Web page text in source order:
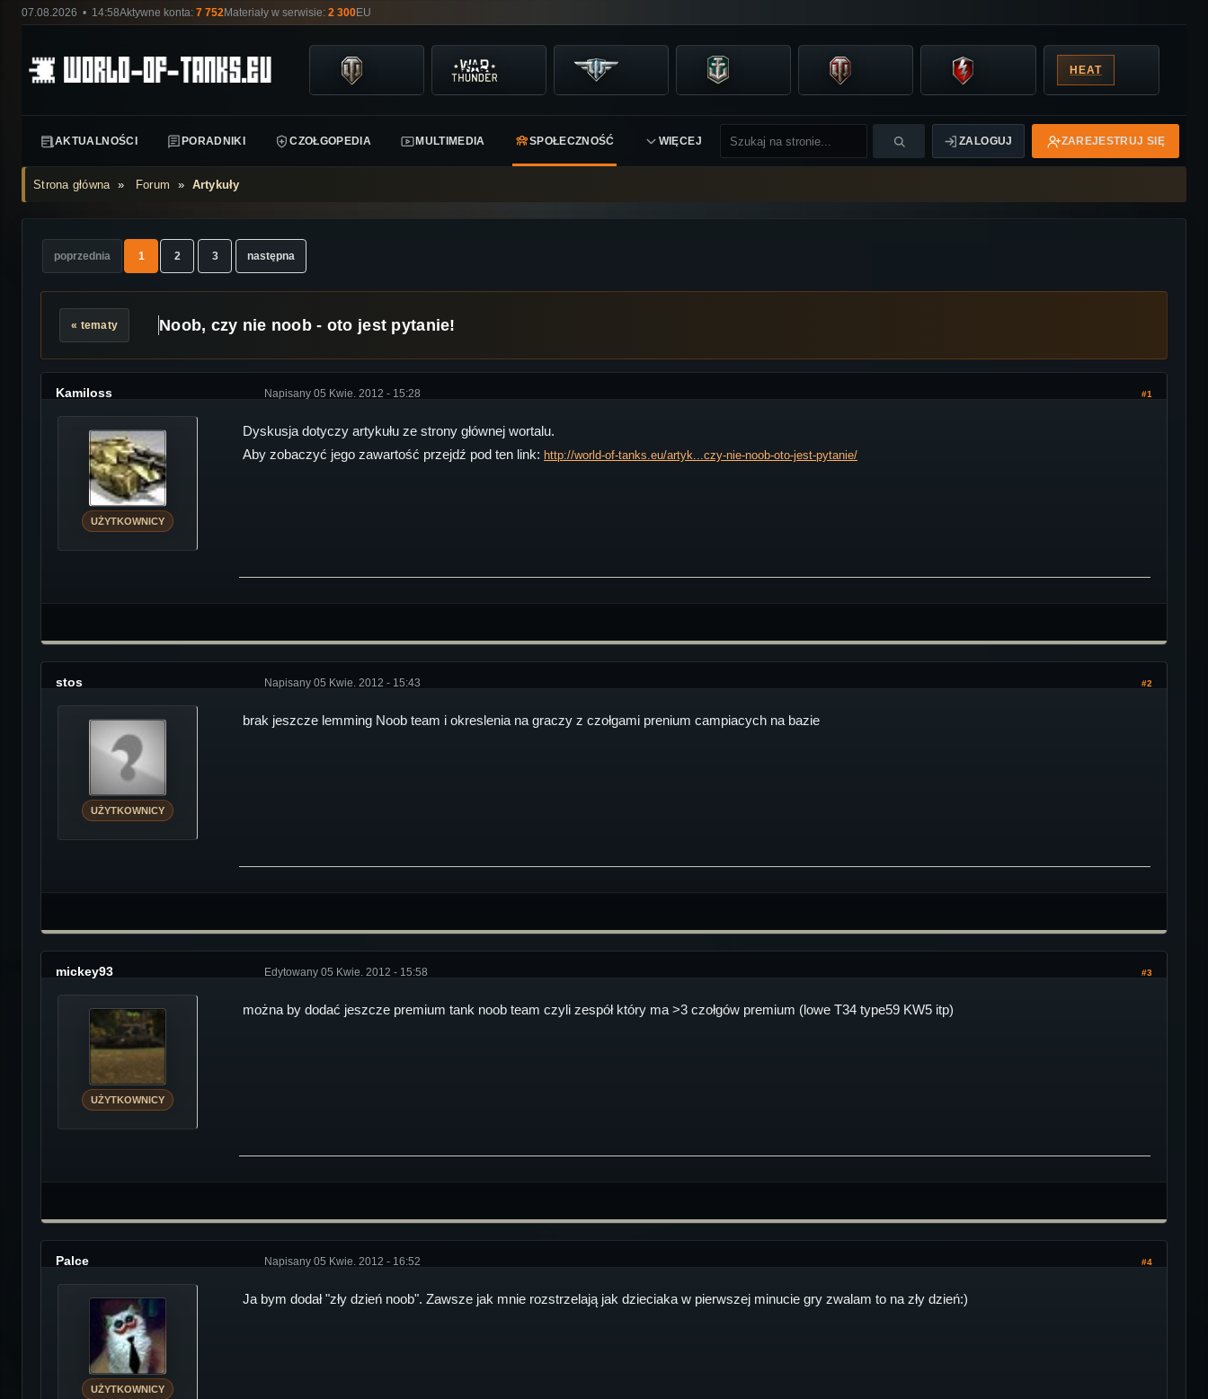
07.08.2026 • 14:58Aktywne konta: 7 752Materiały w serwisie: 2 300EU
HEAT
AKTUALNOŚCI PORADNIKI CZOŁGOPEDIA MULTIMEDIA SPOŁECZNOŚĆ WIĘCEJ ZALOGUJ ZAREJESTRUJ SIĘ
Strona główna» Forum » Artykuły
poprzednia 1 2 3 następna
« tematy Noob, czy nie noob - oto jest pytanie!
Kamiloss Napisany 05 Kwie. 2012 - 15:28 #1
UŻYTKOWNICY
Dyskusja dotyczy artykułu ze strony głównej wortalu.
Aby zobaczyć jego zawartość przejdź pod ten link: http://world-of-tanks.eu/artyk...czy-nie-noob-oto-jest-pytanie/
stos Napisany 05 Kwie. 2012 - 15:43 #2
UŻYTKOWNICY
brak jeszcze lemming Noob team i okreslenia na graczy z czołgami prenium campiacych na bazie
mickey93 Edytowany 05 Kwie. 2012 - 15:58 #3
UŻYTKOWNICY
można by dodać jeszcze premium tank noob team czyli zespół który ma >3 czołgów premium (lowe T34 type59 KW5 itp)
Palce Napisany 05 Kwie. 2012 - 16:52 #4
UŻYTKOWNICY
Ja bym dodał "zły dzień noob". Zawsze jak mnie rozstrzelają jak dzieciaka w pierwszej minucie gry zwalam to na zły dzień:)